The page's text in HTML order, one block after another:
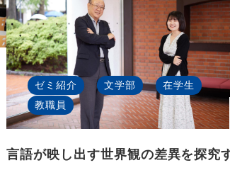
ゼミ紹介 文学部
在学生
教職員
言語が映し出す世界観の差異を探究